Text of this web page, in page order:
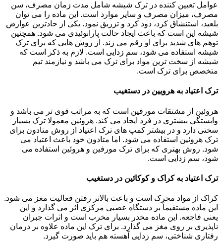
عوامل تعیین کننده در ترک شیشه شامل مدت زمان مصرف، سن
مصرف، میزان مصرف و سایر موارد است. این ماده را می توان
بلعید، استنشاق کرد، دود کرد و تزریق نمود. یکی از حادترین عوارض
شیشه این است که باعث ایجاد حالت پارانوئیدی می شود. همچنین
توهم های شدید برای او رقم می زند. از روش هایی که برای ترک
شیشه استفاده می شود، سم زدایی است. لازم به ذکر است که
شیشه از سخت ترین مواد برای ترک می باشد و نیازمند تیم
متخصص برای ترک است.
ترک اعتیاد به هرویین در دستغیب
هروئین از مشتقات مورفین است که به مراتب قوی تر می باشد و
وابستگی بیشتری در فرد ایجاد می کند. هروئین معمولا ترک بسیار
سختی دارد و در بیشتر کمپ های ترک اعتیاد از روش متادون برای
ترک هروئین استفاده می شود. اما متادون خود باعث اعتیاد می
شود. روش بهتری که برای ترک مورفین و هروئین استفاده می
شود، سم زدایی است.
ترک اعتیاد به کراک و کوکائین در دستغیب
کراک از مواد محرک است و باعث بالاتر رفتن فعالیت مغز می شود.
این ماده مستقیماً بر دستگاه عصبی مرکزی اثر می گذارد و این
یعنی فاجعه. این ماده مخدر بسیار مخرب است و اثرات جبران
ناپذیری بر روی مغز می گذارد. برای ترک این ماده علاوه بر درمان
رفتاری شناختی، سم زدایی آهسته هم باید صورت گیرد.